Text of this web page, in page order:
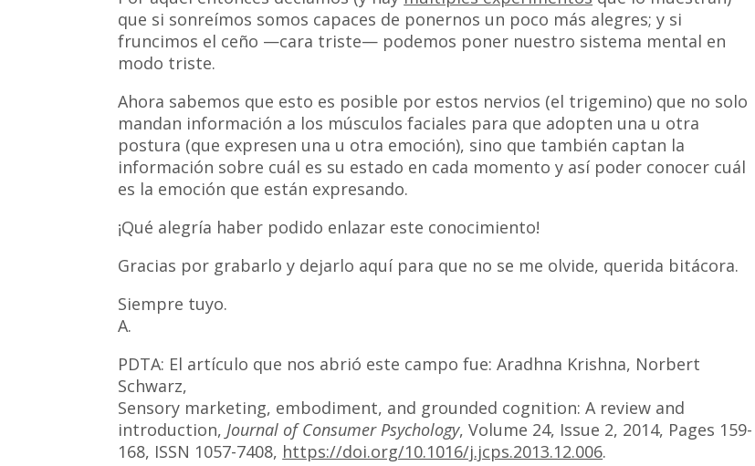
que si sonreímos somos capaces de ponernos un poco más alegres; y si
fruncimos el ceño —cara triste— podemos poner nuestro sistema mental en
modo triste.
Ahora sabemos que esto es posible por estos nervios (el trigemino) que no solo
mandan información a los músculos faciales para que adopten una u otra
postura (que expresen una u otra emoción), sino que también captan la
información sobre cuál es su estado en cada momento y así poder conocer cuál
es la emoción que están expresando.
¡Qué alegría haber podido enlazar este conocimiento!
Gracias por grabarlo y dejarlo aquí para que no se me olvide, querida bitácora.
Siempre tuyo.
A.
PDTA: El artículo que nos abrió este campo fue: Aradhna Krishna, Norbert
Schwarz,
Sensory marketing, embodiment, and grounded cognition: A review and
introduction,Journal of Consumer Psychology, Volume 24, Issue 2, 2014, Pages 159-
168, ISSN 1057-7408, https://doi.org/10.1016/j.jcps.2013.12.006.